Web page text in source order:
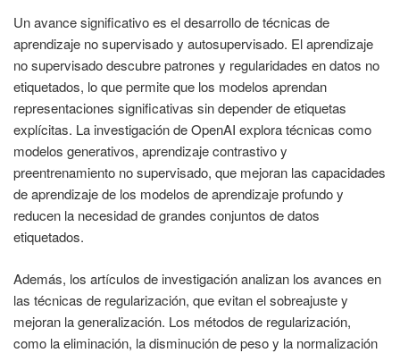
Un avance significativo es el desarrollo de técnicas de
aprendizaje no supervisado y autosupervisado. El aprendizaje
no supervisado descubre patrones y regularidades en datos no
etiquetados, lo que permite que los modelos aprendan
representaciones significativas sin depender de etiquetas
explícitas. La investigación de OpenAI explora técnicas como
modelos generativos, aprendizaje contrastivo y
preentrenamiento no supervisado, que mejoran las capacidades
de aprendizaje de los modelos de aprendizaje profundo y
reducen la necesidad de grandes conjuntos de datos
etiquetados.
Además, los artículos de investigación analizan los avances en
las técnicas de regularización, que evitan el sobreajuste y
mejoran la generalización. Los métodos de regularización,
como la eliminación, la disminución de peso y la normalización